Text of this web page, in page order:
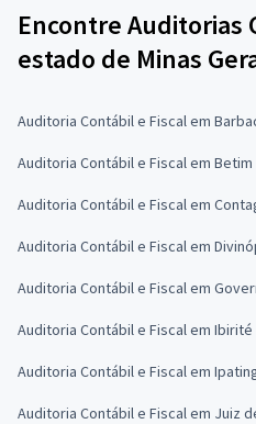
Encontre Auditorias
estado de Minas
Auditoria Contábil e Fiscal em
Auditoria Contábil e Fiscal em Betim
Auditoria Contábil e Fiscal em
Auditoria Contábil e Fiscal em
Auditoria Contábil e Fiscal em
Auditoria Contábil e Fiscal em Ibirité
Auditoria Contábil e Fiscal em
Auditoria Contábil e Fiscal em Juiz